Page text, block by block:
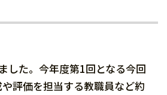
した。今年度第1回となる今回
評価を担当する教職員など約